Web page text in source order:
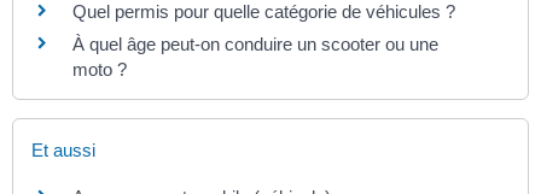
Quel permis pour quelle catégorie de véhicules ?
À quel âge peut-on conduire un scooter ou une
moto ?
Et aussi